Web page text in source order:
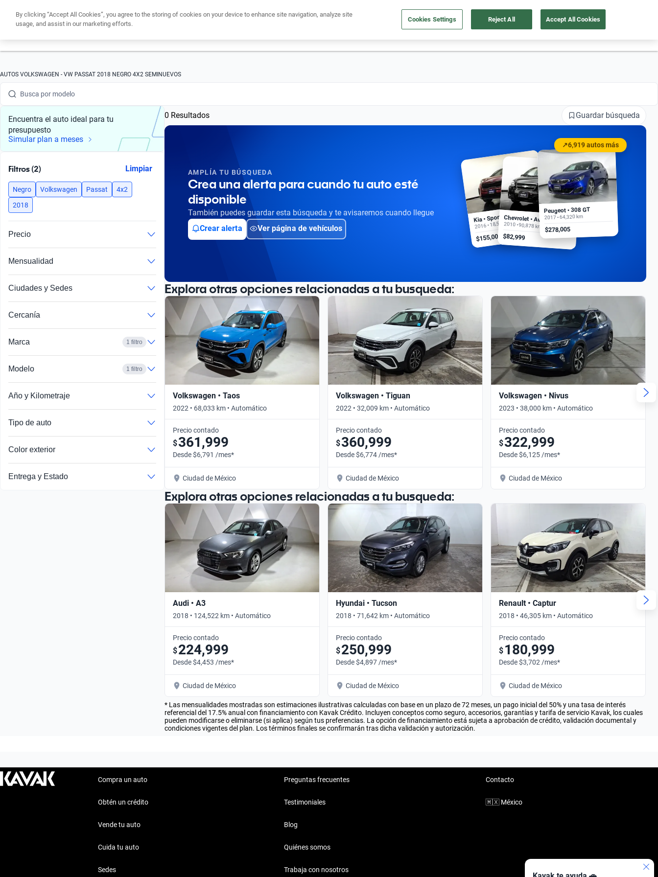
Cuida tu auto Nosotros 55 4162 9202 Ubicación
AUTOS VOLKSWAGEN - VW PASSAT 2018 NEGRO 4X2 SEMINUEVOS
Busca por marca
Busca por modelo
Busca por versión
Busca por año
Busca por modelo
Busca por versión
Busca por año
Encuentra el auto ideal para tu
presupuesto
Simular plan a meses
Filtros (2) Limpiar
Negro Volkswagen Passat
4x2
2018
Precio
Mensualidad
Ciudades y Sedes
Cercanía
Marca 1 filtro
Modelo 1 filtro
Año y Kilometraje
Tipo de auto
Color exterior
Entrega y Estado
0 Resultados Guardar búsqueda
AMPLÍA TU BÚSQUEDA
Crea una alerta para cuando tu auto esté
disponible
También puedes guardar esta búsqueda y te avisaremos cuando llegue
Crear alerta
Ver página de vehículos
↗6,919 autos más
Kia • Sportage EX
2016 • 18,500 km
$155,000
Chevrolet • Aveo
2010 • 90,878 km
$82,999
Peugeot • 308 GT
2017 • 64,320 km
$278,005
Explora otras opciones relacionadas a tu busqueda:
Volkswagen • Taos
2022 • 68,033 km • Automático
Precio contado
$361,999
Desde $6,791 /mes*
Ciudad de México
Volkswagen • Tiguan
2022 • 32,009 km • Automático
Precio contado
$360,999
Desde $6,774 /mes*
Ciudad de México
Volkswagen • Nivus
2023 • 38,000 km • Automático
Precio contado
$322,999
Desde $6,125 /mes*
Ciudad de México
Explora otras opciones relacionadas a tu busqueda:
Audi • A3
2018 • 124,522 km • Automático
Precio contado
$224,999
Desde $4,453 /mes*
Ciudad de México
Hyundai • Tucson
2018 • 71,642 km • Automático
Precio contado
$250,999
Desde $4,897 /mes*
Ciudad de México
Renault • Captur
2018 • 46,305 km • Automático
Precio contado
$ 180,999
Desde $3,702 /mes*
Ciudad de México
* Las mensualidades mostradas son estimaciones ilustrativas calculadas con base en un plazo de 72 meses, un pago inicial del 50% y una tasa de interés
referencial del 17.5% anual con financiamiento con Kavak Crédito. Incluyen conceptos como seguro, accesorios, garantías y tarifa de servicio Kavak, los cuales
pueden modificarse o eliminarse (si aplica) según tus preferencias. La opción de financiamiento está sujeta a aprobación de crédito, validación documental y
condiciones vigentes del plan. Los términos finales se confirmarán tras dicha validación y autorización.
Compra un auto
Obtén un crédito
Vende tu auto
Cuida tu auto
Sedes
Preguntas frecuentes
Testimoniales
Blog
Quiénes somos
Trabaja con nosotros
Contacto
🇲🇽 México
By clicking “Accept All Cookies”, you agree to the storing of cookies on your device to enhance site navigation, analyze site
usage, and assist in our marketing efforts.
Cookies Settings Reject All Accept All Cookies